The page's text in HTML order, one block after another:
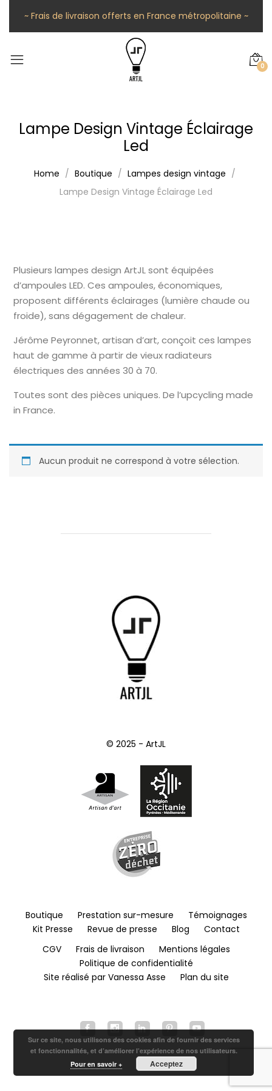
~ Frais de livraison offerts en France métropolitaine ~
0
Lampe Design Vintage Éclairage
Led
Home Boutique
Lampes design vintage
Lampe Design Vintage Éclairage Led
Plusieurs lampes design ArtJL sont équipées
d’ampoules LED. Ces ampoules, économiques,
proposent différents éclairages (lumière chaude ou
froide), sans dégagement de chaleur.
Jérôme Peyronnet, artisan d’art, conçoit ces lampes
haut de gamme à partir de vieux radiateurs
électriques des années 30 à 70.
Toutes sont des pièces uniques. De l’upcycling made
in France.
Aucun produit ne correspond à votre sélection.
© 2025 - ArtJL
Boutique Prestation sur-mesure
Témoignages
Kit Presse
Revue de presse Blog
Contact
CGV
Frais de livraison
Mentions légales
Politique de confidentialité
Site réalisé par Vanessa Asse
Plan du site
Sur ce site, nous utilisons des cookies afin de fournir des services
et fonctionnalités, et d’améliorer l’expérience de nos utilisateurs.
Pour en savoir +
Acceptez